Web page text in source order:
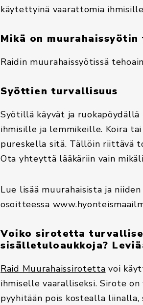
käytettyinä vaarattomia
Mikä on muurahaissyötin
Raidin muurahaissyötissä
Syöttien turvallisuus
Syötillä käyvät ja
ihmisille ja lemmikeille. Koira
pureskella sitä. Tällöin riittävä
Ota yhteyttä lääkäriin vain
Lue lisää muurahaisista ja
osoitteessa
Voiko sirotetta
sisälletuloaukkoja?
Raid Muurahaissirotetta voi
ihmiselle vaaralliseksi. Sirote
pyyhitään pois kostealla